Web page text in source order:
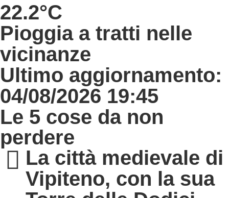
22.2°C
Pioggia a tratti nelle
vicinanze
Ultimo aggiornamento:
04/08/2026 19:45
Le 5 cose da non
perdere
La città medievale di
Vipiteno, con la sua